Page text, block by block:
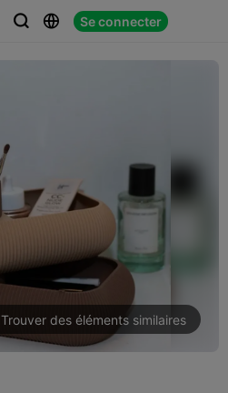
  Se connecter

Trouver des éléments similaires